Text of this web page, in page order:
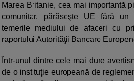
Marea Britanie, cea mai importantă
comunitar, părăseşte UE fără
temerile mediului de afaceri cu
raportului Autorităţii Bancare
Într-unul dintre cele mai dure
de o instituţie europeană de